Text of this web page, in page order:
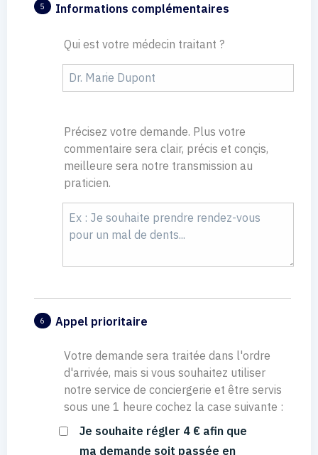
5 Informations complémentaires
Qui est votre médecin traitant ?
Précisez votre demande. Plus votre
commentaire sera clair, précis et conçis,
meilleure sera notre transmission au
praticien.
6 Appel prioritaire
Votre demande sera traitée dans l'ordre
d'arrivée, mais si vous souhaitez utiliser
notre service de conciergerie et être servis
sous une 1 heure cochez la case suivante :
Je souhaite régler 4 € afin que
ma demande soit passée en